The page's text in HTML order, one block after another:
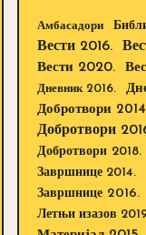
Амбасадори
Вести 2016.
Вести 2020.
Дневник 2016.
Добротвори
Добротвори
Добротвори 2018.
Завршнице 2014.
Завршнице 2016.
Летњи изазов